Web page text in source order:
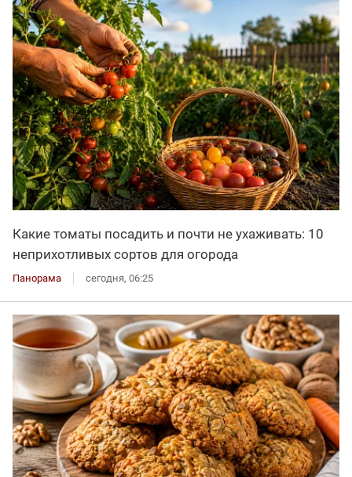
Какие томаты посадить и почти не ухаживать: 10
неприхотливых сортов для огорода
Панорама сегодня, 06:25